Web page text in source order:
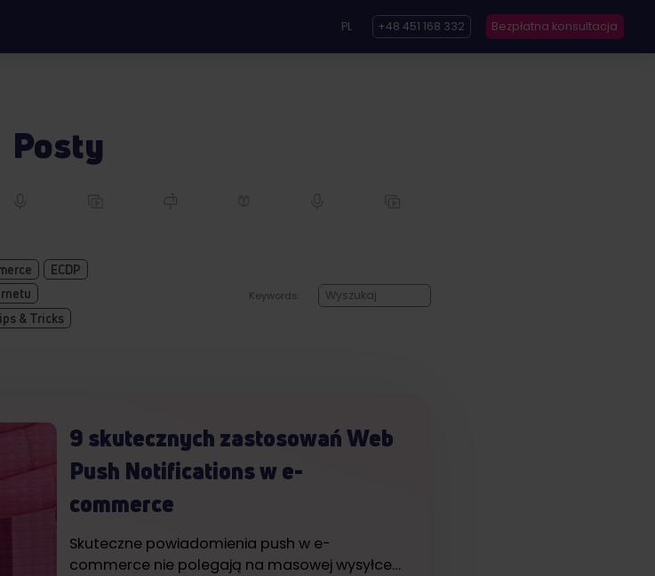
PL +48 451 168 332 Bezpłatna konsultacja
Posty
ECDP
& Tricks
Keywords:
9 skutecznych zastosowań Web
Push Notifications w e-
commerce
Skuteczne powiadomienia push w e-
commerce nie polegają na masowej wysyłce…